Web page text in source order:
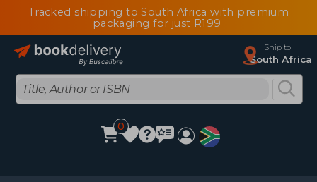
Tracked shipping to South Africa with premium
packaging for just R199
Ship to
South Africa
0